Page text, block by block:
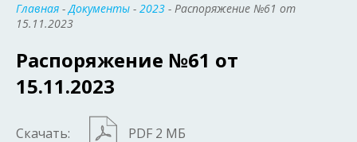
Главная -Документы - 2023 - Распоряжение №61 от
15.11.2023
Распоряжение №61 от
15.11.2023
Скачать: PDF 2 МБ